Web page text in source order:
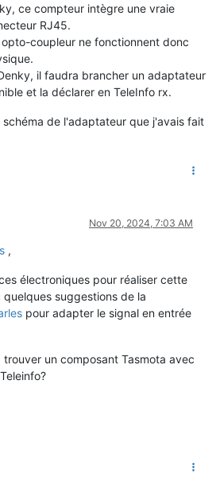
ce compteur intègre une vraie
RJ45.
coupleur ne fonctionnent donc
il faudra brancher un adaptateur
et la déclarer en TeleInfo rx.
schéma de l'adaptateur que j'avais fait
Nov 20, 2024, 7:03 AM
,
électroniques pour réaliser cette
suggestions de la
pour adapter le signal en entrée
un composant Tasmota avec